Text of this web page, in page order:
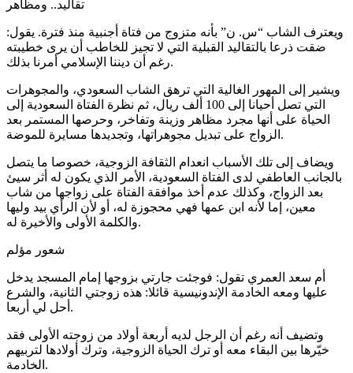
تقاليد.. ومظاهر
ويعترف الشاب “س. ن” بأنه متزوج من فتاة أجنبية منذ فترة. يقول:
ضقت ذرعا بالتقاليد القبلية التي لا تجيز للخاطب أن يرى خطيبته
رغم أن ديننا الإسلامي أمرنا بذلك.
ويشير إلى المهور الغالية التي ترهق الشاب السعودي، والمجوهرات
التي تصل أحيانا إلى 100 ألف ريال، ثم نظرة الفتاة السعودية إلى
الحياة على أنها مجرد مظاهر وزينة وتفاخر، وحرصها المستمر بعد
الزواج على تبديل مجوهراتها، وتجديدها مسايرة للموضة.
ويضاف إلى تلك الأسباب انعدام الثقافة الزوجية، خصوصا ما يتصل
بالجانب العاطفي لدى الفتاة السعودية، الأمر الذي يكون له أثر سيئ
بعد الزواج، وكذلك عدم أخذ موافقة الفتاة على زواجها من شاب
معين، إما لأنه ابن عمها فهي محجوزة له، أو لأن الرأي بيد وليها
والكلمة الأولى والأخيرة له.
شعور مؤلم
أم سعد العمري تقول: فوجئت جارتي بزوجها إمام المسجد يدخل
عليها ومعه الخادمة الإندونيسية قائلا: هذه زوجتي الثانية، والشرع
أحل لي أربعا.
وتضيف أنه رغم أن الرجل لديه أربعة أولاد من زوجته الأولى فقد
خيّرها بين البقاء معه أو ترك الحياة الزوجية، وترك أولادها لتربيهم
الخادمة.